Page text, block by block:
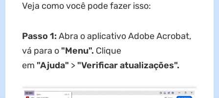
Veja como você pode fazer isso:
Passo 1: Abra o aplicativo Adobe Acrobat,
vá para o "Menu". Clique
em "Ajuda" > "Verificar atualizações".